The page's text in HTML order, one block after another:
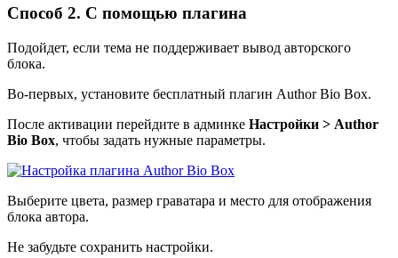
Способ 2. С помощью плагина
Подойдет, если тема не поддерживает вывод авторского
блока.
Во-первых, установите бесплатный плагин Author Bio Box.
После активации перейдите в админке Настройки > Author
Bio Box, чтобы задать нужные параметры.
Выберите цвета, размер граватара и место для отображения
блока автора.
Не забудьте сохранить настройки.